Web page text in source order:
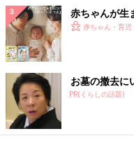
赤ちゃんが生
赤ちゃん・育児
お墓の撤去に
PR(くらしの話題)